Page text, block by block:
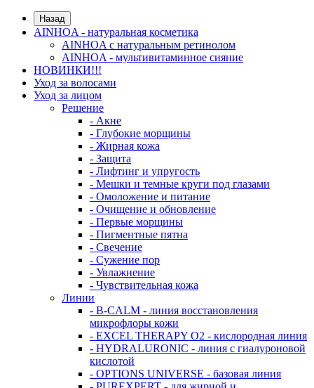
Назад
AINHOA - натуральная косметика
AINHOA с натуральным ретинолом
AINHOA - мультивитаминное сияние
НОВИНКИ!!!
Уход за волосами
Уход за лицом
Решение
- Акне
- Глубокие морщины
- Жирная кожа
- Защита
- Лифтинг и упругость
- Мешки и темные круги под глазами
- Омоложение и питание
- Очищение и обновление
- Первые морщины
- Пигментные пятна
- Свечение
- Сужение пор
- Увлажнение
- Чувствительная кожа
Линии
- B-CALM - линия восстановления
микрофлоры кожи
- EXCEL THERAPY O2 - кислородная линия
- HYDRALURONIC - линия с гиалуроновой
кислотой
- OPTIONS UNIVERSE - базовая линия